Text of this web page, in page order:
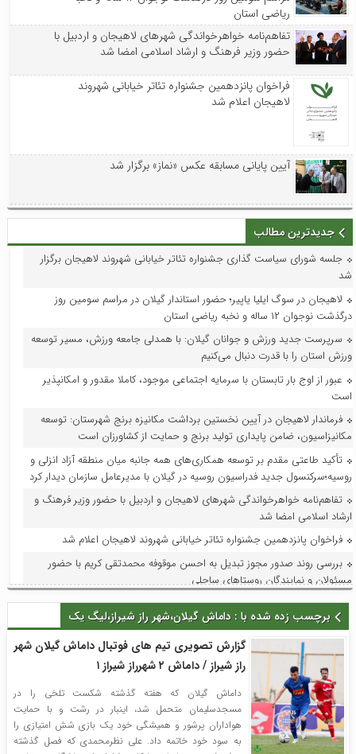
ریاضی استان
تفاهم‌نامه خواهرخواندگی شهرهای لاهیجان و اردبیل با
حضور وزیر فرهنگ و ارشاد اسلامی امضا شد
فراخوان پانزدهمین جشنواره تئاتر خیابانی شهروند
لاهیجان اعلام شد
آیین پایانی مسابقه عکس «نماز» برگزار شد
جدیدترین مطالب
جلسه شورای سیاست گذاری جشنواره تئاتر خیابانی شهروند لاهیجان برگزار
شد
لاهیجان در سوگ ایلیا یاپیر؛ حضور استاندار گیلان در مراسم سومین روز
درگذشت نوجوان ۱۲ ساله و نخبه ریاضی استان
سرپرست جدید ورزش و جوانان گیلان: با همدلی جامعه ورزش، مسیر توسعه
ورزش استان را با قدرت دنبال می‌کنیم
عبور از اوج بار تابستان با سرمایه اجتماعی موجود، کاملا مقدور و امکانپذیر
است
فرماندار لاهیجان در آیین نخستین برداشت مکانیزه برنج شهرستان: توسعه
مکانیزاسیون، ضامن پایداری تولید برنج و حمایت از کشاورزان است
تأکید طاعتی مقدم بر توسعه همکاری‌های همه جانبه میان منطقه آزاد انزلی و
روسیه؛سرکنسول جدید فدراسیون روسیه در گیلان با مدیرعامل سازمان دیدار کرد
تفاهم‌نامه خواهرخواندگی شهرهای لاهیجان و اردبیل با حضور وزیر فرهنگ و
ارشاد اسلامی امضا شد
فراخوان پانزدهمین جشنواره تئاتر خیابانی شهروند لاهیجان اعلام شد
بررسی روند صدور مجوز تبدیل به احسن موقوفه محمدتقی کریم با حضور
مسئولان و نمایندگان روستاهای ساحلی
تداوم افتخارآفرینی سوستان؛ ابراهیم‌نژاد برای سومین بار دهیار نمونه استان
شد
فرماندار لاهیجان در جلسه هماهنگی جشنواره رسانه‌ای چای:جشنواره رسانه‌ای
چای، فرصتی برای تقویت برند لاهیجان و فرهنگ مصرف چای ایرانی است
استاندار گیلان؛ گیلان می‌تواند قطب ملی اردوها و مسابقات ورزش کارگری
شود
با حضور مدیر امور عمرانی، زیربنایی و محیط زیست دبیرخانه شورای‌عالی
مناطق آزاد و ویژه اقتصادی؛ آخرین وضعیت پروژه‌های عمرانی منطقه آزاد انزلی
برچسب زده شده با : داماش گیلان،شهر راز شیراز،لیگ یک
گزارش تصویری تیم های فوتبال داماش گیلان شهر
راز شیراز / داماش ۲ شهرراز شیراز ۱
داماش گیلان که هفته گذشته شکست تلخی را در
مسجدسلیمان متحمل شد، اینبار در رشت و با حمایت
هواداران پرشور و همیشگی خود یک بازی شش امتیازی را
به سود خود خاتمه داد. علی نظرمحمدی که فصل گذشته